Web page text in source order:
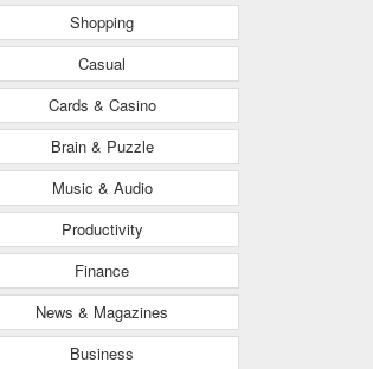
Shopping
Casual
Cards & Casino
Brain & Puzzle
Music & Audio
Productivity
Finance
News & Magazines
Business